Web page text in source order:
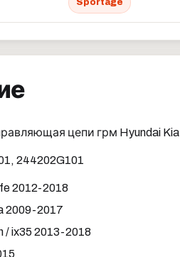
Sportage
цепи грм Hyundai Kia
244202G101
2012-2018
2009-2017
/ ix35 2013-2018